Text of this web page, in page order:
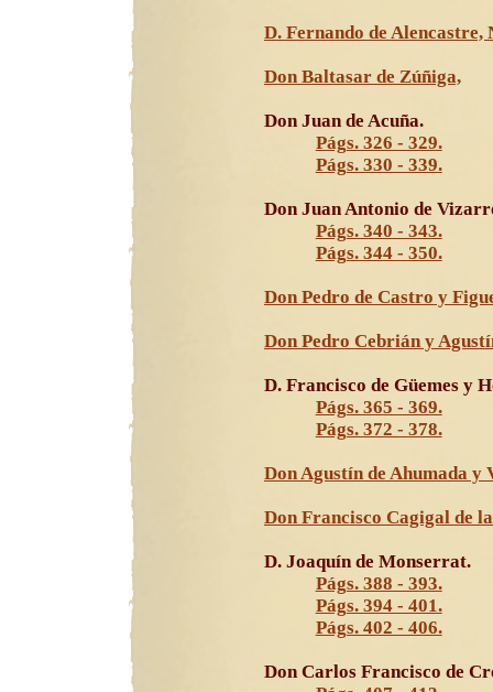
D. Fernando de Alencastre,
Don Baltasar de Zúñiga,
Don Juan de Acuña.
Págs. 326 - 329.
Págs. 330 - 339.
Don Juan Antonio de
Págs. 340 - 343.
Págs. 344 - 350.
Don Pedro de Castro y
Don Pedro Cebrián y
D. Francisco de Güemes y
Págs. 365 - 369.
Págs. 372 - 378.
Don Agustín de Ahumada y
Don Francisco Cagigal de
D. Joaquín de Monserrat.
Págs. 388 - 393.
Págs. 394 - 401.
Págs. 402 - 406.
Don Carlos Francisco de